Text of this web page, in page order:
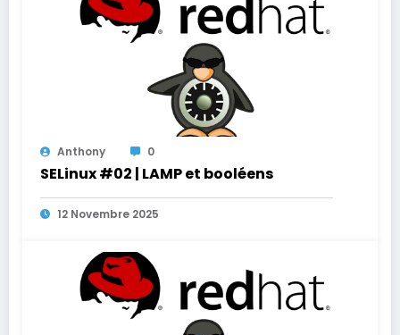
Anthony 0
SELinux #02 | LAMP et booléens
12 Novembre 2025